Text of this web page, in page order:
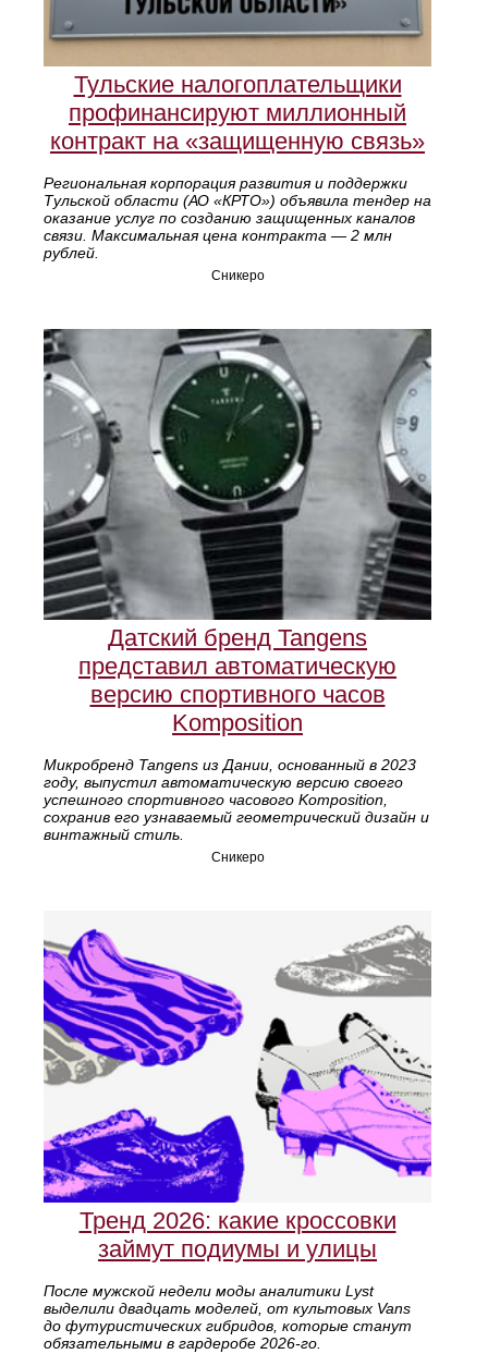
Тульские налогоплательщики
профинансируют миллионный
контракт на «защищенную связь»
Региональная корпорация развития и поддержки
Тульской области (АО «КРТО») объявила тендер на
оказание услуг по созданию защищенных каналов
связи. Максимальная цена контракта — 2 млн
рублей.
Сникеро
Датский бренд Tangens
представил автоматическую
версию спортивного часов
Komposition
Микробренд Tangens из Дании, основанный в 2023
году, выпустил автоматическую версию своего
успешного спортивного часового Komposition,
сохранив его узнаваемый геометрический дизайн и
винтажный стиль.
Сникеро
Тренд 2026: какие кроссовки
займут подиумы и улицы
После мужской недели моды аналитики Lyst
выделили двадцать моделей, от культовых Vans
до футуристических гибридов, которые станут
обязательными в гардеробе 2026‑го.